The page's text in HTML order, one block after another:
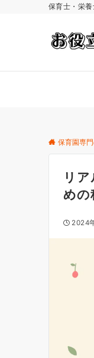
保育士・栄
保育園専
リ
めの
2024